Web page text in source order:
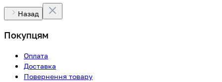
Назад
Покупцям
Оплата
Доставка
Повернення товару